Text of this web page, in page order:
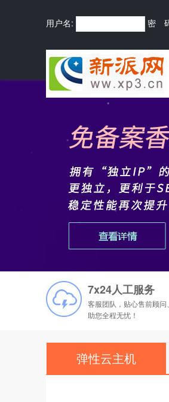
用户名: 密
7x24人工服务
客服团队，贴心售前顾
助您全程无忧！
弹性云主机